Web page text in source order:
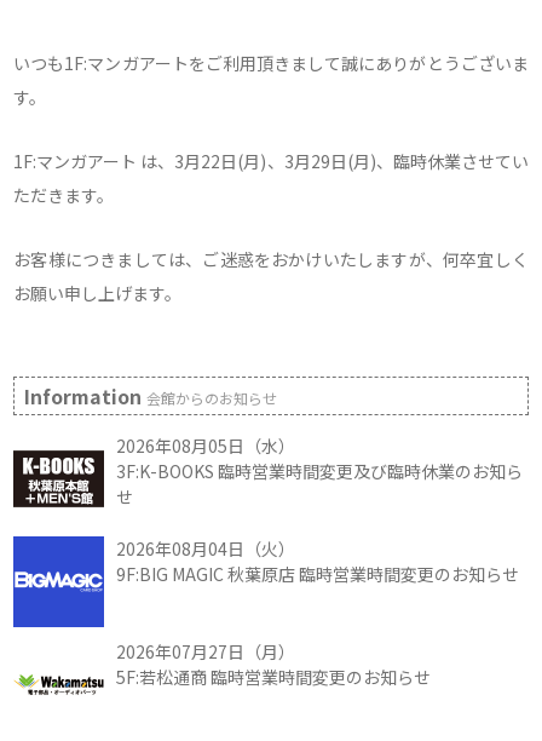
いつも1F:マンガアートをご利用頂きまして誠にありがとうございま
す。
1F:マンガアート は、3月22日(月)、3月29日(月)、臨時休業させてい
ただきます。
お客様につきましては、ご迷惑をおかけいたしますが、何卒宜しく
お願い申し上げます。
Information会館からのお知らせ
2026年08月05日（水）
3F:K-BOOKS 臨時営業時間変更及び臨時休業のお知ら
せ
2026年08月04日（火）
9F:BIG MAGIC 秋葉原店 臨時営業時間変更のお知らせ
2026年07月27日（月）
5F:若松通商 臨時営業時間変更のお知らせ